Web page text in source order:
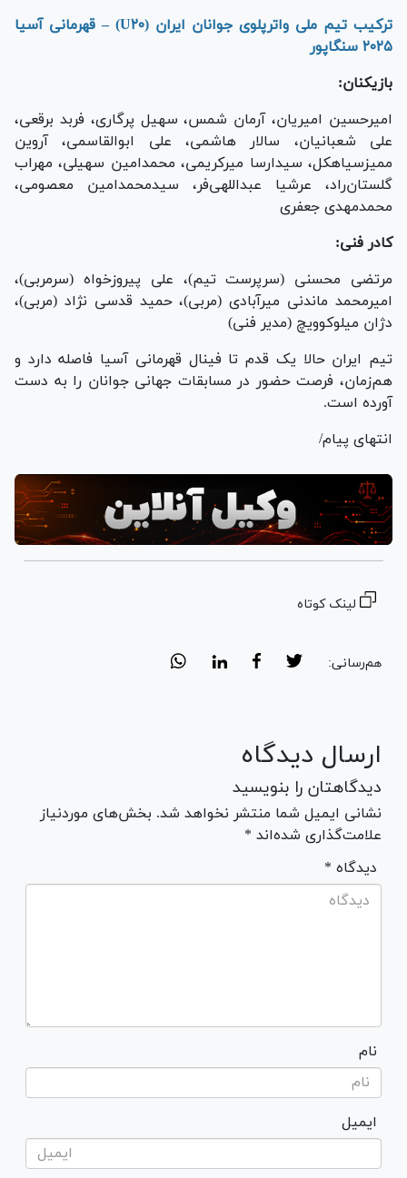
ترکیب تیم ملی واترپلوی جوانان ایران (U۲۰) – قهرمانی آسیا
۲۰۲۵ سنگاپور
بازیکنان:
امیرحسین امیریان، آرمان شمس، سهیل پرگاری، فربد برقعی،
علی شعبانیان، سالار هاشمی، علی ابوالقاسمی، آروین
ممیز‌سیاهکل، سید‌ارسا میرکریمی، محمدامین سهیلی، مهراب
گلستان‌راد، عرشیا عبداللهی‌فر، سیدمحمدامین معصومی،
محمدمهدی جعفری
کادر فنی:
مرتضی محسنی (سرپرست تیم)، علی پیروزخواه (سرمربی)،
امیرمحمد ماندنی میرآبادی (مربی)، حمید قدسی نژاد (مربی)،
دژان میلوکوویچ (مدیر فنی)
تیم ایران حالا یک قدم تا فینال قهرمانی آسیا فاصله دارد و
هم‌زمان، فرصت حضور در مسابقات جهانی جوانان را به دست
آورده است.
انتهای پیام/
لینک کوتاه
هم‌رسانی:
ارسال دیدگاه
دیدگاهتان را بنویسید
نشانی ایمیل شما منتشر نخواهد شد. بخش‌های موردنیاز
علامت‌گذاری شده‌اند *
* دیدگاه
نام
ایمیل